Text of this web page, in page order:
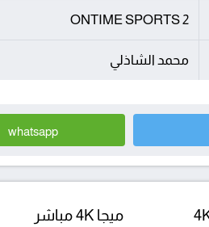
ONTIME SPORTS 2
محمد الشاذلي
whatsapp
ميجا 4K مباشر